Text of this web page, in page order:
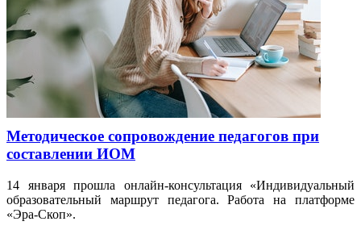
Методическое сопровождение педагогов при
составлении ИОМ
14 января прошла онлайн-консультация «Индивидуальный
образовательный маршрут педагога. Работа на платформе
«Эра-Скоп».